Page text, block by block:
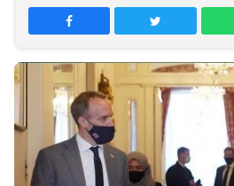
PT
TREETAN
INDONESIA
Partner
Insight
Suara
Lens
Daily
Jalan
Idealita
Kita
Dinamikapost.com
Radar
Seedbacklink